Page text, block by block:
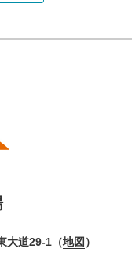
大道29-1（地図 ）